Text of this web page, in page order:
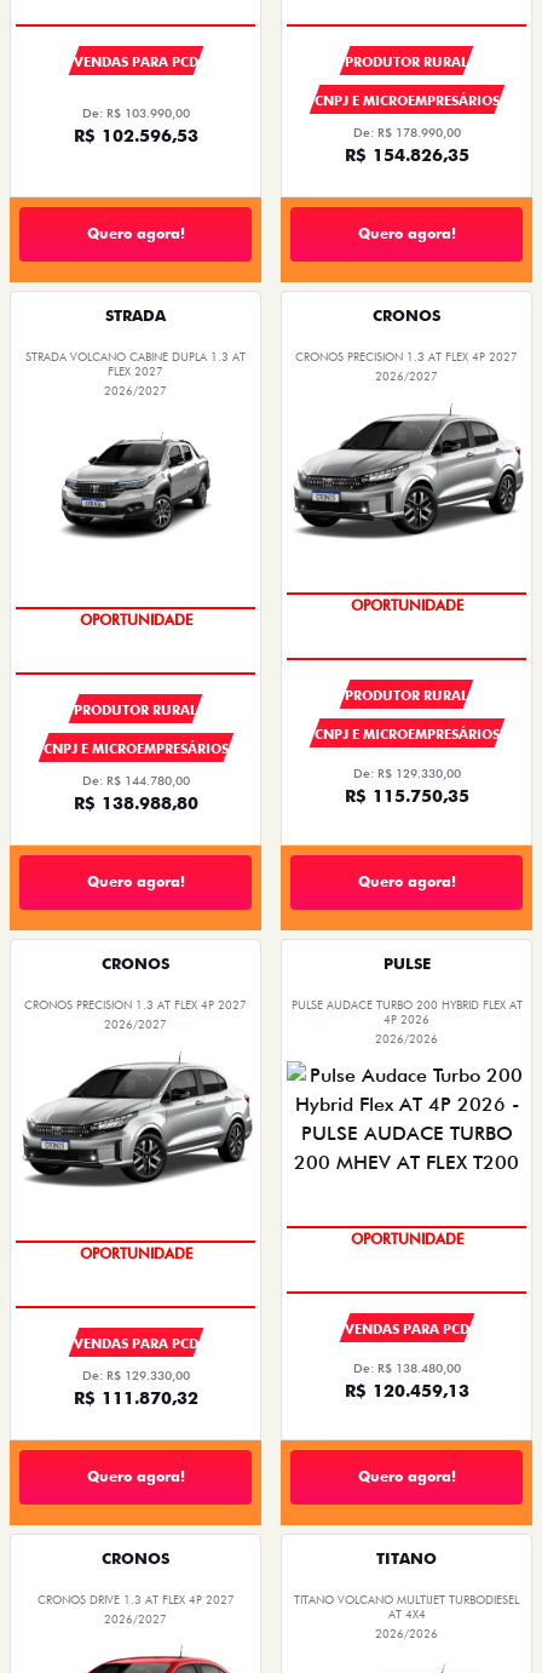
VENDAS PARA PCD
De: R$ 103.990,00
R$ 102.596,53
Quero agora!
PRODUTOR RURAL
CNPJ E MICROEMPRESÁRIOS
De: R$ 178.990,00
R$ 154.826,35
Quero agora!
STRADA
STRADA VOLCANO CABINE DUPLA 1.3 AT
FLEX 2027
2026/2027
SUPER DESCONTO
PRODUTOR RURAL
CNPJ E MICROEMPRESÁRIOS
De: R$ 144.780,00
R$ 138.988,80
Quero agora!
CRONOS
CRONOS PRECISION 1.3 AT FLEX 4P 2027
2026/2027
SUPER DESCONTO
PRODUTOR RURAL
CNPJ E MICROEMPRESÁRIOS
De: R$ 129.330,00
R$ 115.750,35
Quero agora!
CRONOS
CRONOS PRECISION 1.3 AT FLEX 4P 2027
2026/2027
SUPER DESCONTO
VENDAS PARA PCD
De: R$ 129.330,00
R$ 111.870,32
Quero agora!
PULSE
PULSE AUDACE TURBO 200 HYBRID FLEX AT
4P 2026
2026/2026
SUPER DESCONTO
VENDAS PARA PCD
De: R$ 138.480,00
R$ 120.459,13
Quero agora!
CRONOS
CRONOS DRIVE 1.3 AT FLEX 4P 2027
2026/2027
TITANO
TITANO VOLCANO MULTIJET TURBODIESEL
AT 4X4
2026/2026